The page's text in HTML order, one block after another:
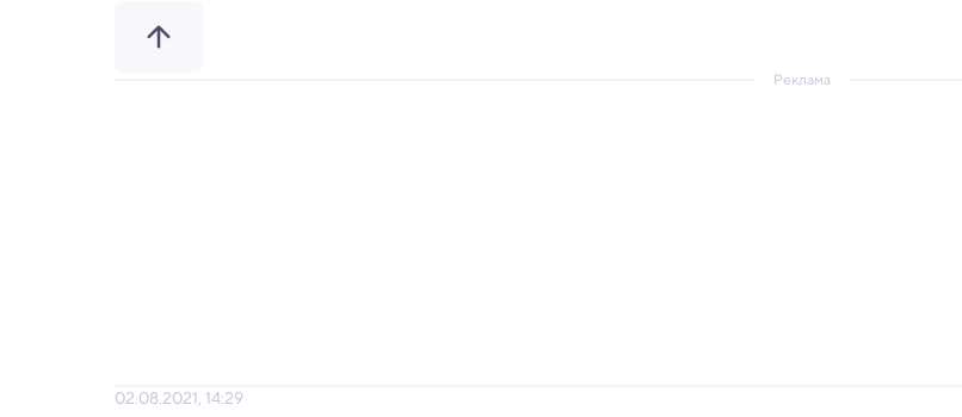
Реклама
02.08.2021, 14:29